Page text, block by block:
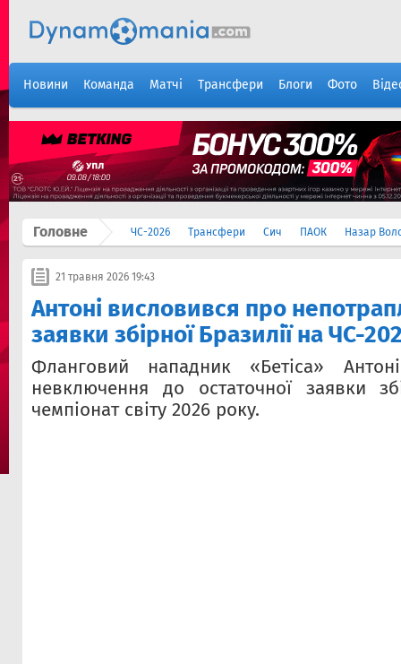
Новини Команда Матчі Трансфери Блоги Фото
Головне ЧС-2026 Трансфери Сич ПАОК Назар
21 травня 2026 19:43
Антоні висловився про
заявки збірної Бразилії на ЧС-
Фланговий нападник «Бетіса»
невключення до остаточної заявки
чемпіонат світу 2026 року.